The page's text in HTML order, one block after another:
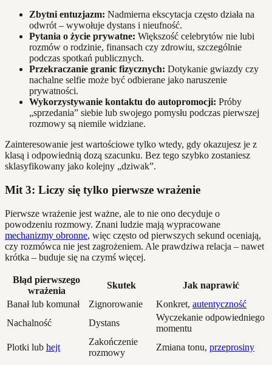
Zbytni entuzjazm: Nadmierna ekscytacja często działa na
odwrót – wywołuje dystans i nieufność.
Pytania o życie prywatne: Większość celebrytów nie lubi
rozmów o rodzinie, finansach czy zdrowiu, szczególnie
podczas spotkań publicznych.
Przekraczanie granic fizycznych: Dotykanie gwiazdy czy
nachalne selfie może być odbierane jako naruszenie
prywatności.
Wykorzystywanie kontaktu do autopromocji: Próby
„sprzedania” siebie lub swojego pomysłu podczas pierwszej
rozmowy są niemile widziane.
Zainteresowanie jest wartościowe tylko wtedy, gdy okazujesz je z
klasą i odpowiednią dozą szacunku. Bez tego szybko zostaniesz
sklasyfikowany jako kolejny „dziwak”.
Mit 3: Liczy się tylko pierwsze wrażenie
Pierwsze wrażenie jest ważne, ale to nie ono decyduje o
powodzeniu rozmowy. Znani ludzie mają wypracowane
mechanizmy obronne, więc często od pierwszych sekund oceniają,
czy rozmówca nie jest zagrożeniem. Ale prawdziwa relacja – nawet
krótka – buduje się na czymś więcej.
Błąd pierwszego
wrażenia
Skutek
Jak naprawić
Banał lub komunał
Zignorowanie Konkret, autentyczność
Nachalność
Dystans
Wyczekanie odpowiedniego
momentu
Plotki lub hejt
Zakończenie
rozmowy
Zmiana tonu, przeprosiny